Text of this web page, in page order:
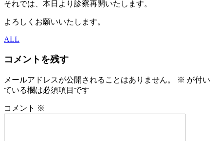
それでは、本日より診察再開いたします。
よろしくお願いいたします。
ALL
コメントを残す
メールアドレスが公開されることはありません。 ※ が付い
ている欄は必須項目です
コメント ※